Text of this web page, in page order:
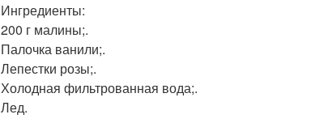
Ингредиенты:
200 г малины;.
Палочка ванили;.
Лепестки розы;.
Холодная фильтрованная вода;.
Лед.